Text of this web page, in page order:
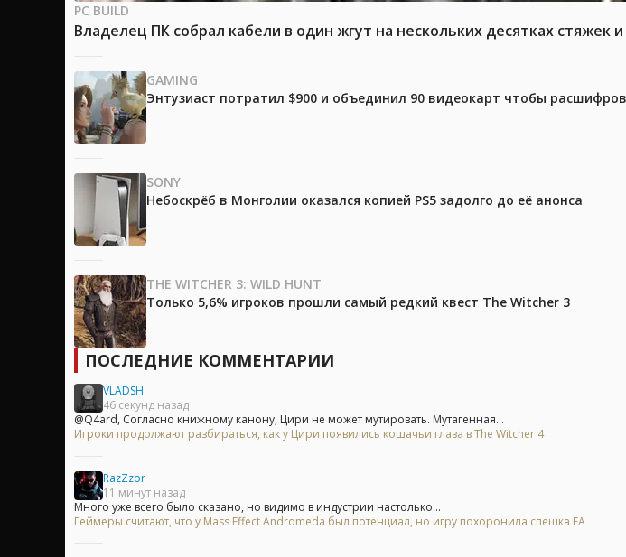
PC BUILD
Владелец ПК собрал кабели в один жгут на нескольких десятках стяжек
GAMING
Энтузиаст потратил $900 и объединил 90 видеокарт чтобы
SONY
Небоскрёб в Монголии оказался копией PS5 задолго до её анонса
THE WITCHER 3: WILD HUNT
Только 5,6% игроков прошли самый редкий квест The Witcher 3
ПОСЛЕДНИЕ КОММЕНТАРИИ
VLADSH
46 секунд назад
@Q4ard, Согласно книжному канону, Цири не может мутировать. Мутагенная...
Игроки продолжают разбираться, как у Цири появились кошачьи глаза в The Witcher 4
RazZzor
11 минут назад
Много уже всего было сказано, но видимо в индустрии настолько...
Геймеры считают, что у Mass Effect Andromeda был потенциал, но игру похоронила спешка EA